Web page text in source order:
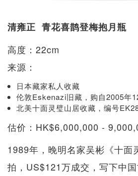
清雍正 青花喜鹊登梅抱月瓶
高度：22cm
来源：
日本藏家私人收藏
伦敦Eskenazi旧藏，购自2005年
北美十面灵璧山居收藏，编号
估价：HK$6,000,000 -
1989年，晚明名家吴彬《十面
拍，US$121万成交，写下中国